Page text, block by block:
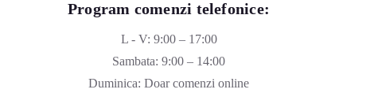
Program comenzi telefonice:
L - V: 9:00 – 17:00
Sambata: 9:00 – 14:00
Duminica: Doar comenzi online